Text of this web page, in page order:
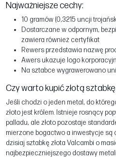
Najważniejsze cechy:
10 gramów (0,3215 uncji
Dostarczane w odpornym,
zawiera również certyfikat
Rewers przedstawia nazwę
Awers ukazuje logo
Na sztabce wygrawerowano
Czy warto kupić złotą
Jeśli chodzi o jeden metal, do
złoto jest królem. Istnieje rosnący
palladu, ale złoto pozostaje
mierzone bogactwo a inwestycje są
dzisiaj sztabkę złota Valcambi o
najbezpieczniejszego dostawy